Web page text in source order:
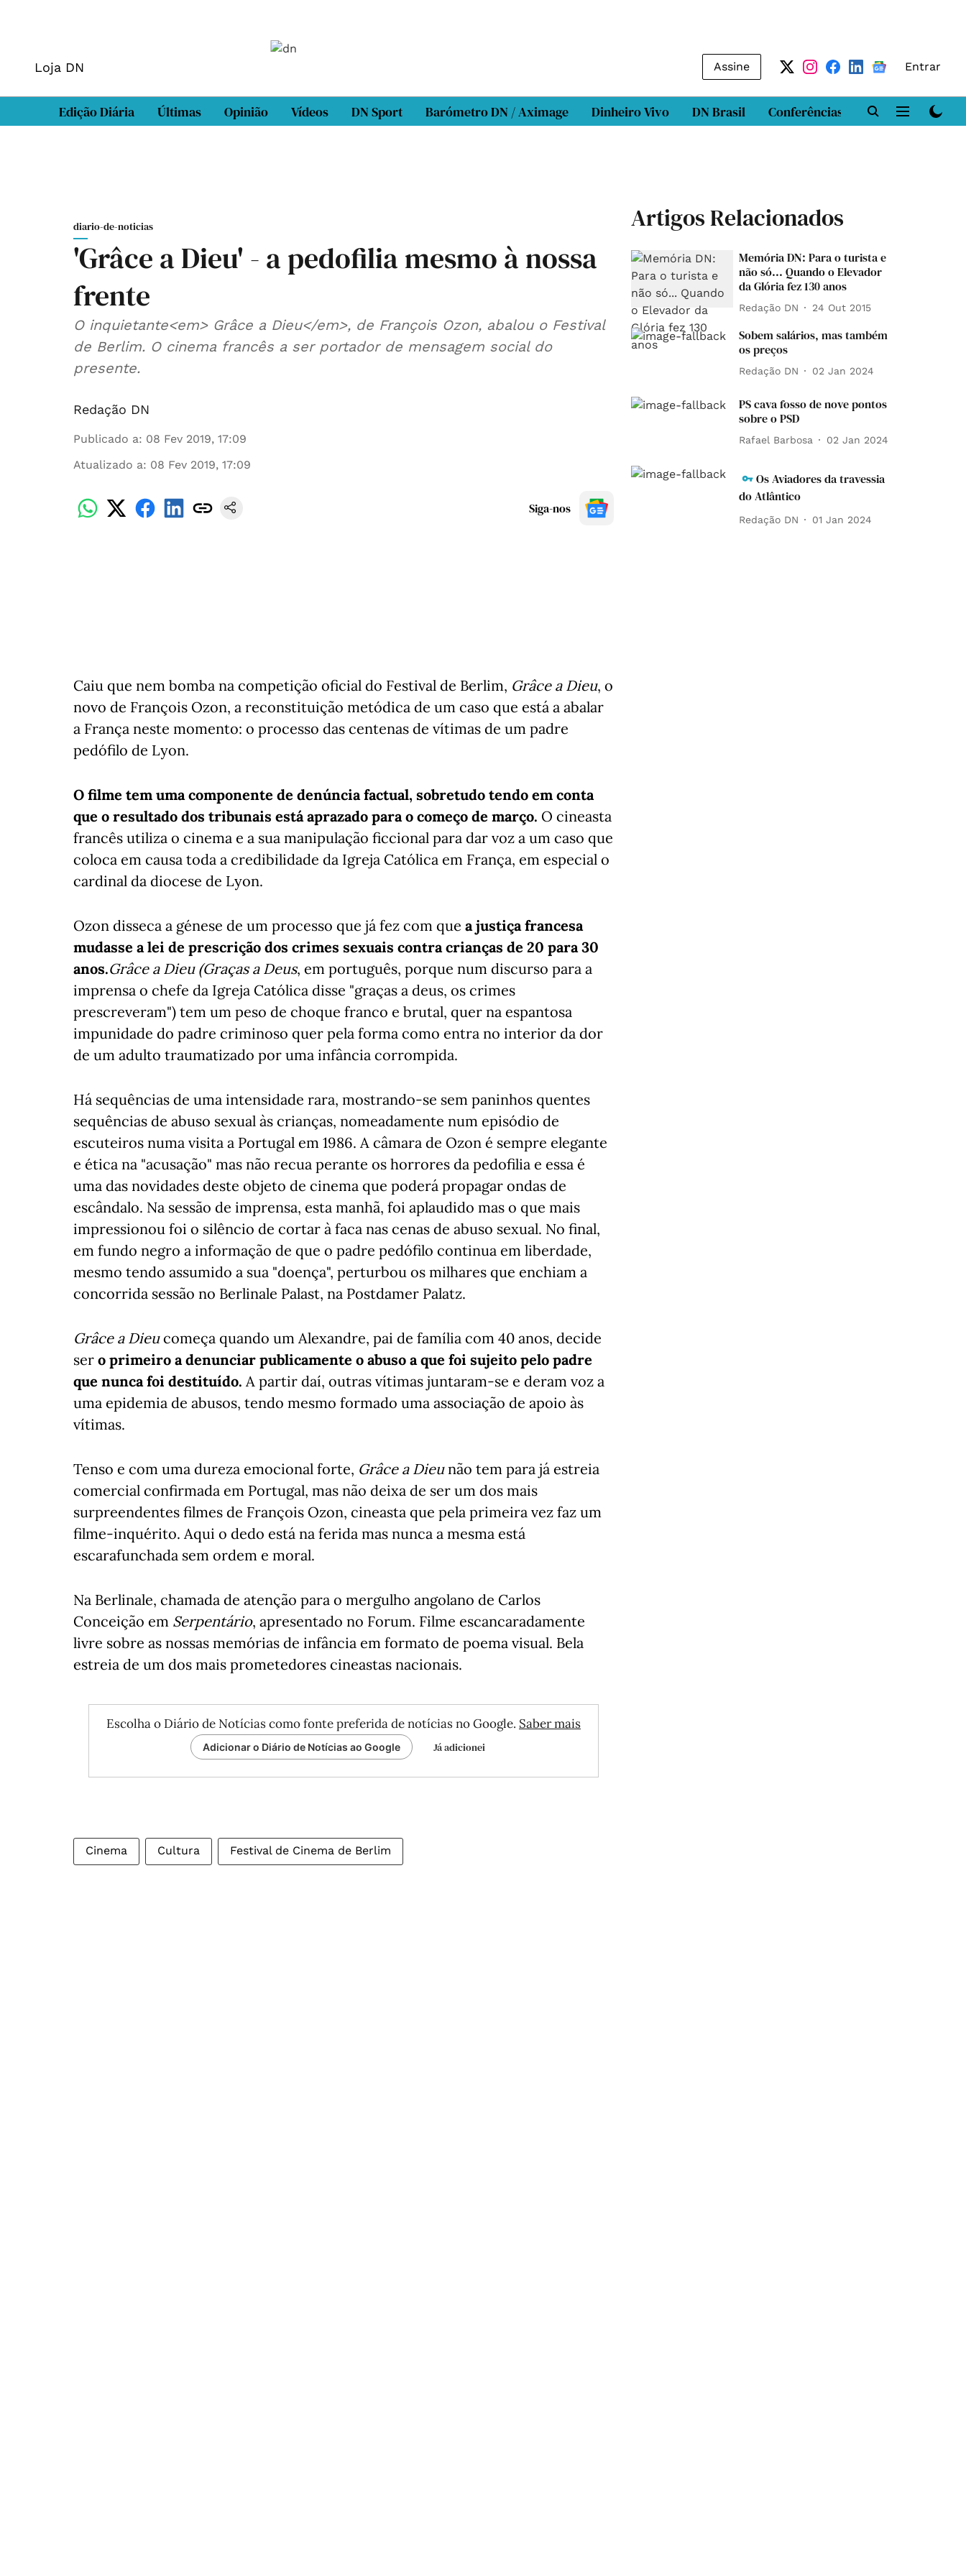
Loja DN Assine Entrar
Edição Diária Últimas Opinião Vídeos DN Sport Barómetro DN / Aximage Dinheiro Vivo DN Brasil Conferências DN LAB
diario-de-noticias
'Grâce a Dieu' - a pedofilia mesmo à nossa
frente
O inquietante<em> Grâce a Dieu</em>, de François Ozon, abalou o Festival
de Berlim. O cinema francês a ser portador de mensagem social do
presente.
Redação DN
Publicado a: 08 Fev 2019, 17:09
Atualizado a: 08 Fev 2019, 17:09
Siga-nos
Caiu que nem bomba na competição oficial do Festival de Berlim, Grâce a Dieu, o
novo de François Ozon, a reconstituição metódica de um caso que está a abalar
a França neste momento: o processo das centenas de vítimas de um padre
pedófilo de Lyon.
O filme tem uma componente de denúncia factual, sobretudo tendo em conta
que o resultado dos tribunais está aprazado para o começo de março. O cineasta
francês utiliza o cinema e a sua manipulação ficcional para dar voz a um caso que
coloca em causa toda a credibilidade da Igreja Católica em França, em especial o
cardinal da diocese de Lyon.
Ozon disseca a génese de um processo que já fez com que a justiça francesa
mudasse a lei de prescrição dos crimes sexuais contra crianças de 20 para 30
anos.Grâce a Dieu (Graças a Deus, em português, porque num discurso para a
imprensa o chefe da Igreja Católica disse "graças a deus, os crimes
prescreveram") tem um peso de choque franco e brutal, quer na espantosa
impunidade do padre criminoso quer pela forma como entra no interior da dor
de um adulto traumatizado por uma infância corrompida.
Há sequências de uma intensidade rara, mostrando-se sem paninhos quentes
sequências de abuso sexual às crianças, nomeadamente num episódio de
escuteiros numa visita a Portugal em 1986. A câmara de Ozon é sempre elegante
e ética na "acusação" mas não recua perante os horrores da pedofilia e essa é
uma das novidades deste objeto de cinema que poderá propagar ondas de
escândalo. Na sessão de imprensa, esta manhã, foi aplaudido mas o que mais
impressionou foi o silêncio de cortar à faca nas cenas de abuso sexual. No final,
em fundo negro a informação de que o padre pedófilo continua em liberdade,
mesmo tendo assumido a sua "doença", perturbou os milhares que enchiam a
concorrida sessão no Berlinale Palast, na Postdamer Palatz.
Grâce a Dieucomeça quando um Alexandre, pai de família com 40 anos, decide
ser o primeiro a denunciar publicamente o abuso a que foi sujeito pelo padre
que nunca foi destituído. A partir daí, outras vítimas juntaram-se e deram voz a
uma epidemia de abusos, tendo mesmo formado uma associação de apoio às
vítimas.
Tenso e com uma dureza emocional forte, Grâce a Dieunão tem para já estreia
comercial confirmada em Portugal, mas não deixa de ser um dos mais
surpreendentes filmes de François Ozon, cineasta que pela primeira vez faz um
filme-inquérito. Aqui o dedo está na ferida mas nunca a mesma está
escarafunchada sem ordem e moral.
Na Berlinale, chamada de atenção para o mergulho angolano de Carlos
Conceição em Serpentário, apresentado no Forum. Filme escancaradamente
livre sobre as nossas memórias de infância em formato de poema visual. Bela
estreia de um dos mais prometedores cineastas nacionais.
Escolha o Diário de Notícias como fonte preferida de notícias no Google. Saber mais
Adicionar o Diário de Notícias ao Google Já adicionei
Cinema Cultura Festival de Cinema de Berlim
Artigos Relacionados
Memória DN: Para o turista e
não só... Quando o Elevador
da Glória fez 130 anos
Redação DN 24 Out 2015
Sobem salários, mas também
os preços
Redação DN 02 Jan 2024
PS cava fosso de nove pontos
sobre o PSD
Rafael Barbosa 02 Jan 2024
Os Aviadores da travessia
do Atlântico
Redação DN 01 Jan 2024